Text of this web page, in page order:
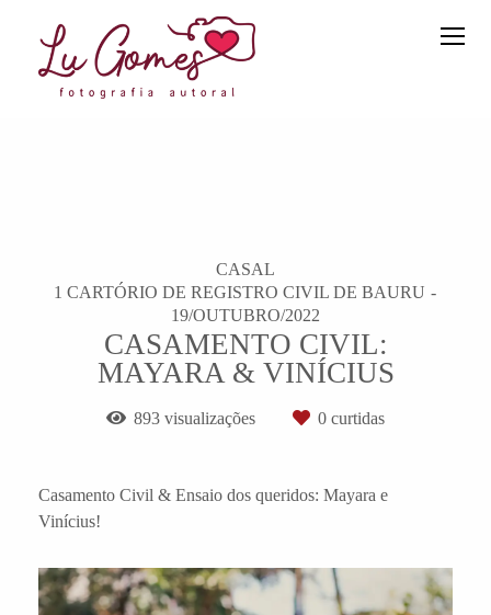
CASAL
1 CARTÓRIO DE REGISTRO CIVIL DE BAURU
19/OUTUBRO/2022
CASAMENTO CIVIL:
MAYARA & VINÍCIUS
893 visualizações 0 curtidas
Casamento Civil & Ensaio dos queridos: Mayara e
Vinícius!